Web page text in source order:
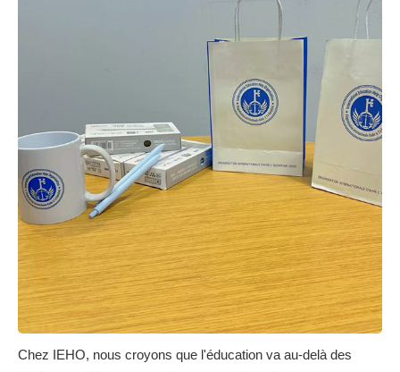
Chez IEHO, nous croyons que l'éducation va au-delà des